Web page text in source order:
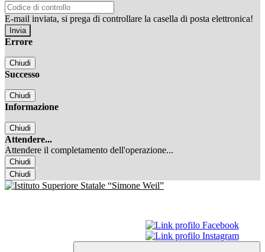
E-mail inviata, si prega di controllare la casella di posta elettronica!
Errore
Chiudi
Successo
Chiudi
Informazione
Chiudi
Attendere...
Attendere il completamento dell'operazione...
Chiudi
Chiudi